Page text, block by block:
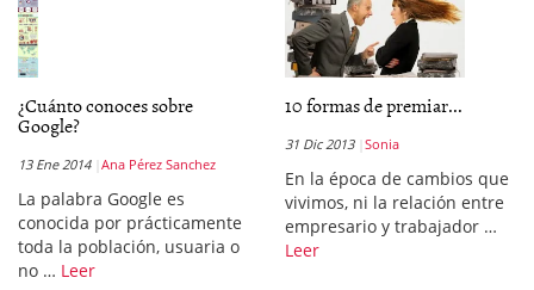
¿Cuánto conoces sobre
Google?
13 Ene 2014 Ana Pérez Sanchez
La palabra Google es
conocida por prácticamente
toda la población, usuaria o
no … Leer
10 formas de premiar...
31 Dic 2013 Sonia
En la época de cambios que
vivimos, ni la relación entre
empresario y trabajador …
Leer